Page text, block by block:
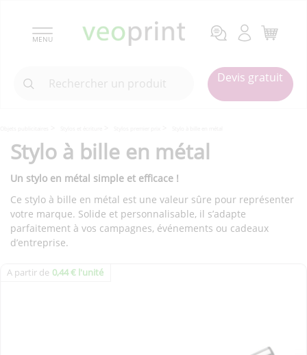
MENU
Devis gratuit
Stylo à bille en métal
Un stylo en métal simple et efficace !
Ce stylo à bille en métal est une valeur sûre pour représenter
votre marque. Solide et personnalisable, il s’adapte
parfaitement à vos campagnes, événements ou cadeaux
d’entreprise.
A partir de 0,44 € l'unité